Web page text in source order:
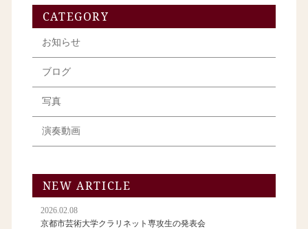
CATEGORY
お知らせ
ブログ
写真
演奏動画
NEW ARTICLE
2026.02.08
京都市芸術大学クラリネット専攻生の発表会